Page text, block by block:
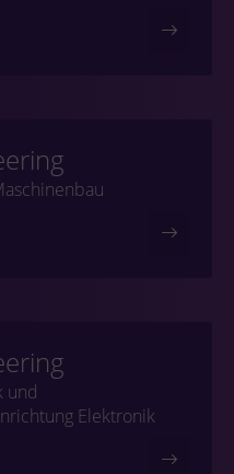
und
Elektronik